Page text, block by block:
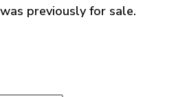
previously for sale.